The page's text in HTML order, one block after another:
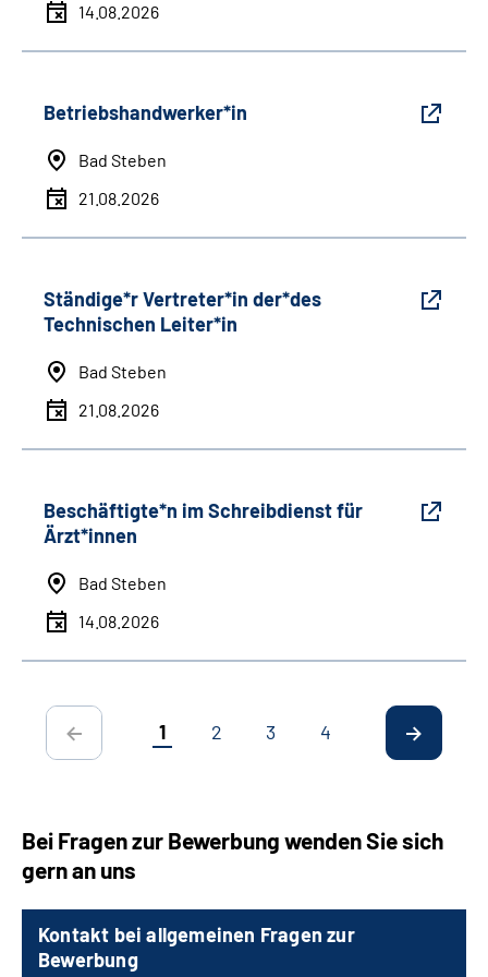
14.08.2026
Betriebshandwerker*in
Bad Steben
21.08.2026
Ständige*r Vertreter*in der*des
Technischen Leiter*in
Bad Steben
21.08.2026
Beschäftigte*n im Schreibdienst für
Ärzt*innen
Bad Steben
14.08.2026
1 2 3 4
Bei Fragen zur Bewerbung wenden Sie sich
gern an uns
Kontakt bei allgemeinen Fragen zur
Bewerbung